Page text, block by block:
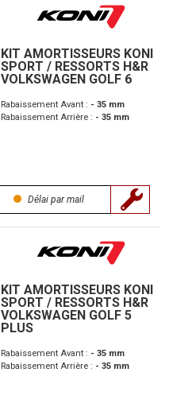
KIT AMORTISSEURS KONI
SPORT / RESSORTS H&R
VOLKSWAGEN GOLF 6
Rabaissement Avant : - 35 mm
Rabaissement Arrière : - 35 mm
Délai par mail
KIT AMORTISSEURS KONI
SPORT / RESSORTS H&R
VOLKSWAGEN GOLF 5
PLUS
Rabaissement Avant : - 35 mm
Rabaissement Arrière : - 35 mm